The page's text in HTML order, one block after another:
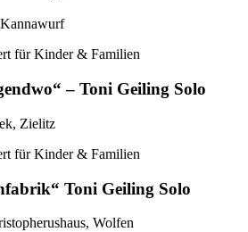
für Kinder & Familien
– Toni Geiling Solo
Zielitz
für Kinder & Familien
Toni Geiling Solo
Wolfen